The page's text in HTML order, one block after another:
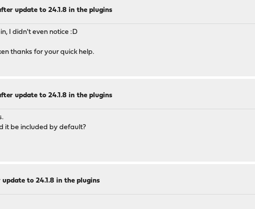
update to 24.1.8 in the plugins
I didn't even notice :D
thanks for your quick help.
update to 24.1.8 in the plugins
it be included by default?
to 24.1.8 in the plugins